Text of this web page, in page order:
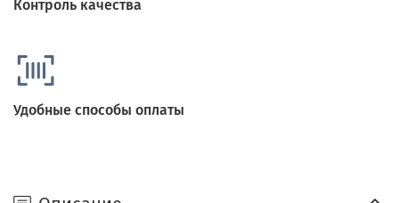
Контроль качества
Удобные способы оплаты